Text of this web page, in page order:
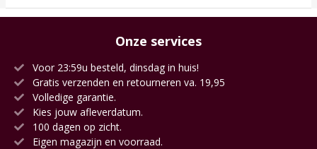
Onze services
Voor 23:59u besteld, dinsdag in huis!
Gratis verzenden en retourneren va. 19,95
Volledige garantie.
Kies jouw afleverdatum.
100 dagen op zicht.
Eigen magazijn en voorraad.